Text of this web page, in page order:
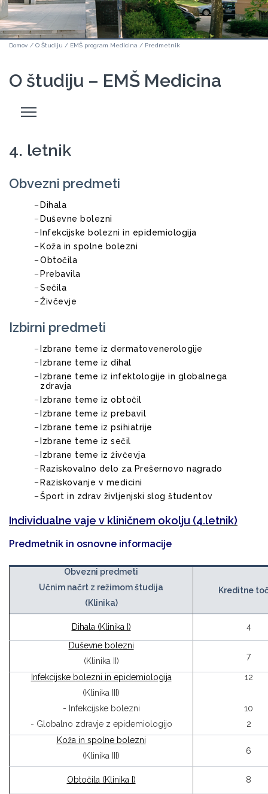
Domov / O Študiju / EMŠ program Medicina / Predmetnik
O študiju – EMŠ Medicina
Odpri
stranski
4. letnik
Obvezni predmeti
Dihala
Duševne bolezni
Infekcijske bolezni in epidemiologija
Koža in spolne bolezni
Obtočila
Prebavila
Sečila
Živčevje
Izbirni predmeti
Izbrane teme iz dermatovenerologije
Izbrane teme iz dihal
Izbrane teme iz infektologije in globalnega
zdravja
Izbrane teme iz obtočil
Izbrane teme iz prebavil
Izbrane teme iz psihiatrije
Izbrane teme iz sečil
Izbrane teme iz živčevja
Raziskovalno delo za Prešernovo nagrado
Raziskovanje v medicini
Šport in zdrav življenjski slog študentov
Individualne vaje v kliničnem okolju (4.letnik)
Predmetnik in osnovne informacije
Obvezni predmeti
Učnim načrt z režimom študija
(Klinika)
Kreditne
Dihala (Klinika I)
4
Duševne bolezni
(Klinika II)
7
Infekcijske bolezni in epidemiologija
(Klinika III)
- Infekcijske bolezni
- Globalno zdravje z epidemiologijo
12
10
2
Koža in spolne bolezni
(Klinika III)
6
Obtočila (Klinika I)
8